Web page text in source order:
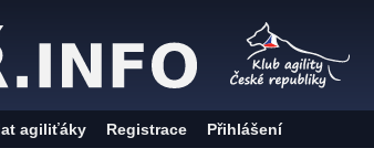
agiliťáky Registrace Přihlášení